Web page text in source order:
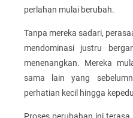
perlahan mulai berubah.
Tanpa mereka sadari,
mendominasi justru
menenangkan. Mereka
sama lain yang
perhatian kecil hingga